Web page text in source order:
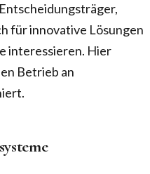
für innovative Lösungen
interessieren. Hier
Betrieb an